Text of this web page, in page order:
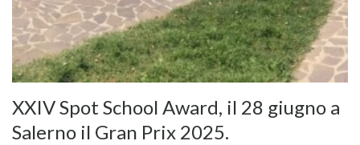
XXIV Spot School Award, il 28 giugno a
Salerno il Gran Prix 2025.